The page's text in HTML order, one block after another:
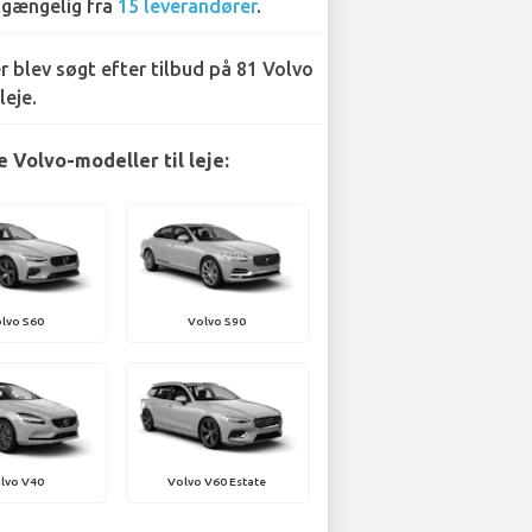
fra 15 leverandører.
blev søgt efter tilbud på 81 Volvo
Volvo-modeller til leje:
S60 Volvo S90
V40 Volvo V60 Estate